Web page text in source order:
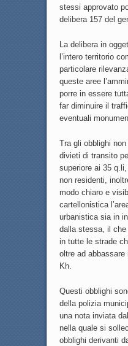
stessi approvato
delibera 157 del
La delibera in
l’intero territorio
particolare
queste aree
porre in essere
far diminuire il
eventuali
Tra gli obblighi
divieti di transito
superiore ai 35
non residenti,
modo chiaro e
cartellonistica
urbanistica sia in
dalla stessa, il
in tutte le strade
oltre ad
Kh.
Questi obblighi
della polizia
una nota inviata
nella quale si
obblighi derivanti